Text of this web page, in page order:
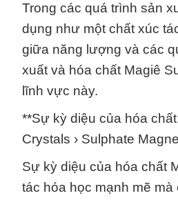
Trong các quá trình sản
dụng như một chất xúc
giữa năng lượng và các
xuất và hóa chất Magiê
lĩnh vực này.
**Sự kỳ diệu của hóa
Crystals › Sulphate
Sự kỳ diệu của hóa chất
tác hóa học mạnh mẽ